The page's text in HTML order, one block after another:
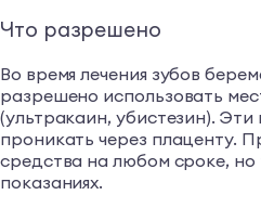
Что разрешено
Во время лечения зубов
разрешено использовать
(ультракаин, убистезин).
проникать через плаценту.
средства на любом сроке, но
показаниях.